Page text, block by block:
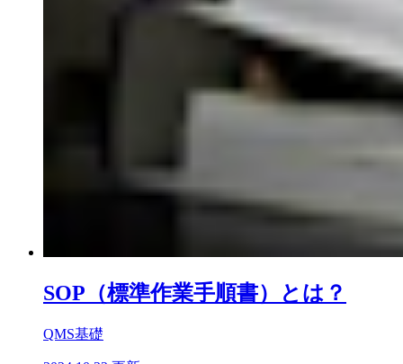
SOP（標準作業手順書）とは？
QMS基礎